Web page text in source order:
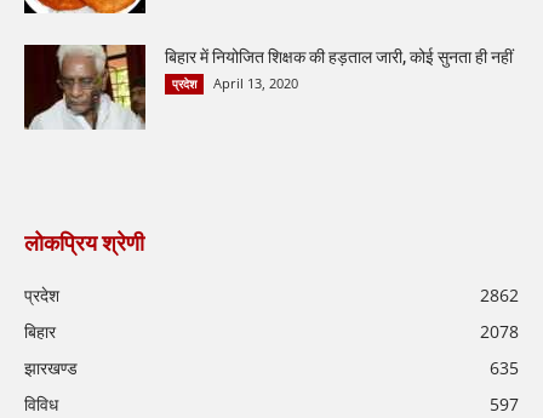
बिहार में नियोजित शिक्षक की हड़ताल जारी, कोई सुनता ही नहीं
प्रदेश April 13, 2020
लोकप्रिय श्रेणी
प्रदेश
2862
बिहार
2078
झारखण्ड
635
विविध
597